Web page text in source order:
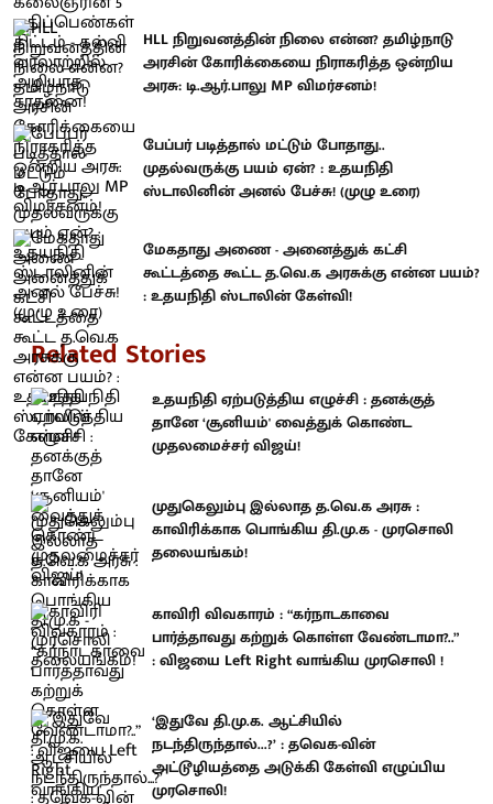
HLL நிறுவனத்தின் நிலை என்ன? தமிழ்நாடு
அரசின் கோரிக்கையை நிராகரித்த ஒன்றிய
அரசு: டி.ஆர்.பாலு MP விமர்சனம்!
பேப்பர் படித்தால் மட்டும் போதாது..
முதல்வருக்கு பயம் ஏன்? : உதயநிதி
ஸ்டாலினின் அனல் பேச்சு! (முழு உரை)
மேகதாது அணை - அனைத்துக் கட்சி
கூட்டத்தை கூட்ட த.வெ.க அரசுக்கு என்ன பயம்?
: உதயநிதி ஸ்டாலின் கேள்வி!
Related Stories
உதயநிதி ஏற்படுத்திய எழுச்சி : தனக்குத்
தானே ‘சூனியம்' வைத்துக் கொண்ட
முதலமைச்சர் விஜய்!
முதுகெலும்பு இல்லாத த.வெ.க அரசு :
காவிரிக்காக பொங்கிய தி.மு.க - முரசொலி
தலையங்கம்!
காவிரி விவகாரம் : “கர்நாடகாவை
பார்த்தாவது கற்றுக் கொள்ள வேண்டாமா?..”
: விஜயை Left Right வாங்கிய முரசொலி !
‘இதுவே தி.மு.க. ஆட்சியில்
நடந்திருந்தால்...?’ : தவெக-வின்
அட்டூழியத்தை அடுக்கி கேள்வி எழுப்பிய
முரசொலி!